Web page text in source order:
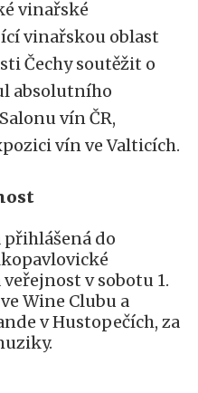
vinařské
vinařskou oblast
Čechy soutěžit o
absolutního
vín ČR,
vín ve Valticích.
do
v sobotu 1.
Wine Clubu a
v Hustopečích, za